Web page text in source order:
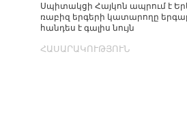
Սպիտակցի Հայկոն ապրում է
ռաբիզ երգերի կատարողը
հանդես է գալիս նույն
ՀԱՍԱՐԱԿՈՒԹՅՈՒՆ